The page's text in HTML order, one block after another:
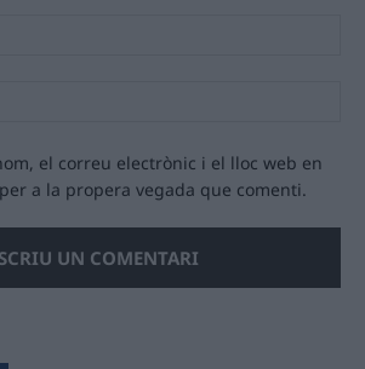
el correu electrònic i el lloc web en
a la propera vegada que comenti.